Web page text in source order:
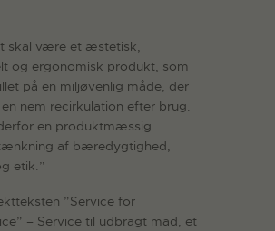
skal være et æstetisk,
og ergonomisk produkt, som
på en miljøvenlig måde, der
nem recirkulation efter brug.
en produktmæssig
af bæredygtighed,
etik.”
”Service for
– Service til udbragt mad, et